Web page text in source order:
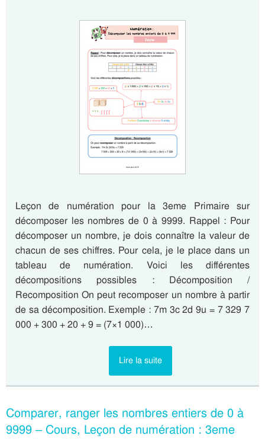
Leçon de numération pour la 3eme Primaire sur
décomposer les nombres de 0 à 9999. Rappel : Pour
décomposer un nombre, je dois connaître la valeur de
chacun de ses chiffres. Pour cela, je le place dans un
tableau de numération. Voici les différentes
décompositions possibles : Décomposition /
Recomposition On peut recomposer un nombre à partir
de sa décomposition. Exemple : 7m 3c 2d 9u = 7 329 7
000 + 300 + 20 + 9 = (7×1 000)…
Lire la suite
Comparer, ranger les nombres entiers de 0 à
9999 – Cours, Leçon de numération : 3eme